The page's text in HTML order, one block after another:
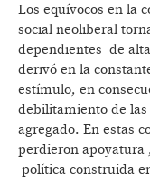
Los equívocos en la
social neoliberal
dependientes de
derivó en la
estímulo, en
debilitamiento de
agregado. En estas
perdieron apoyatura
política construida